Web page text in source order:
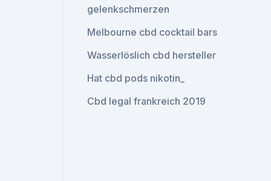
gelenkschmerzen
Melbourne cbd cocktail bars
Wasserlöslich cbd hersteller
Hat cbd pods nikotin_
Cbd legal frankreich 2019